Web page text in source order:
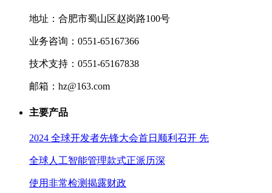
地址：合肥市蜀山区赵岗路100号
业务咨询：0551-65167366
技术支持：0551-65167838
邮箱：hz@163.com
主要产品
2024 全球开发者先锋大会首日顺利召开 先
全球人工智能管理款式正派历深
使用非常检测揭露财政